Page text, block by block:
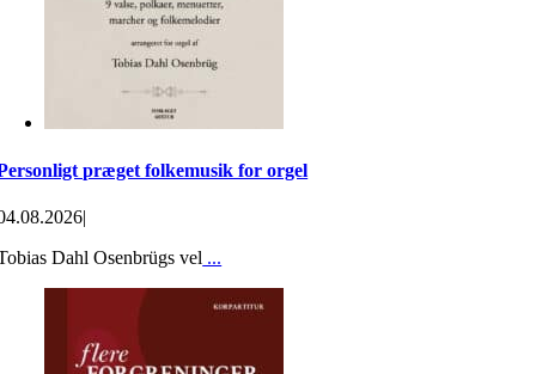
præget folkemusik for orgel
|
Dahl Osenbrügs vel ...